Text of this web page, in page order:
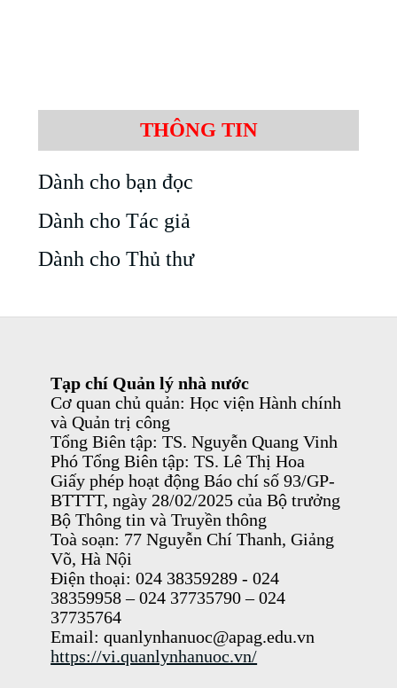
THÔNG TIN
Dành cho bạn đọc
Dành cho Tác giả
Dành cho Thủ thư
Tạp chí Quản lý nhà nước
Cơ quan chủ quản: Học viện Hành chính
và Quản trị công
Tổng Biên tập: TS. Nguyễn Quang Vinh
Phó Tổng Biên tập: TS. Lê Thị Hoa
Giấy phép hoạt động Báo chí số 93/GP-
BTTTT, ngày 28/02/2025 của Bộ trưởng
Bộ Thông tin và Truyền thông
Toà soạn: 77 Nguyễn Chí Thanh, Giảng
Võ, Hà Nội
Điện thoại: 024 38359289 - 024
38359958 – 024 37735790 – 024
37735764
Email: quanlynhanuoc@apag.edu.vn
https://vi.quanlynhanuoc.vn/